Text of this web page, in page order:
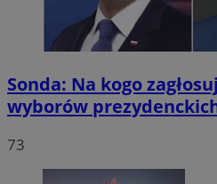
Sonda: Na kogo
wyborów
73